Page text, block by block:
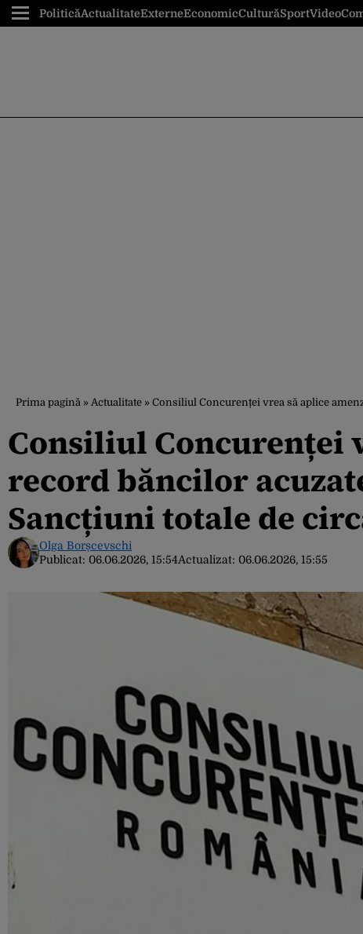
PoliticăActualitateExterneEconomicCulturăSportVideo
Prima pagină » Actualitate » Consiliul Concurenței vrea să aplice
Consiliul Concurenței
record băncilor
Sancțiuni totale de
Olga Borșcevschi
Publicat: 06.06.2026, 15:54Actualizat: 06.06.2026, 15:55